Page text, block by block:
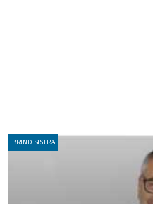
BRINDISISERA